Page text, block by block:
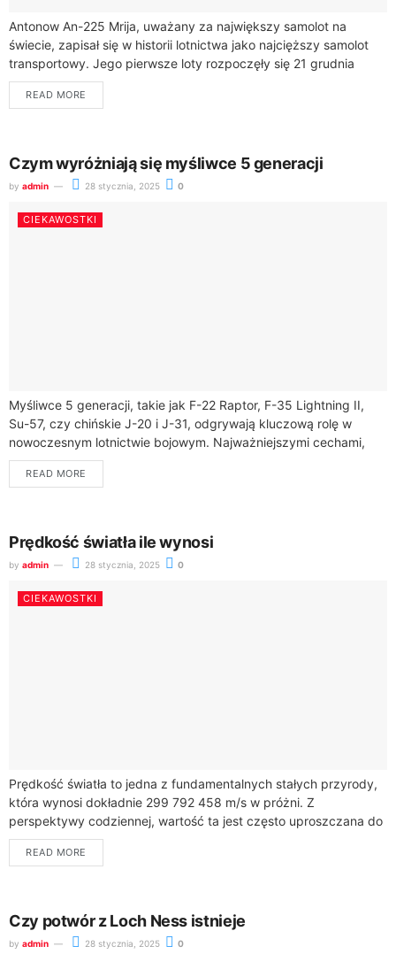
Antonow An-225 Mrija, uważany za największy samolot na
świecie, zapisał się w historii lotnictwa jako najcięższy samolot
transportowy. Jego pierwsze loty rozpoczęły się 21 grudnia
1988 roku, a podczas swojej...
READ MORE
Czym wyróżniają się myśliwce 5 generacji
by admin 28 stycznia, 2025 0
CIEKAWOSTKI
Myśliwce 5 generacji, takie jak F-22 Raptor, F-35 Lightning II,
Su-57, czy chińskie J-20 i J-31, odgrywają kluczową rolę w
nowoczesnym lotnictwie bojowym. Najważniejszymi cechami,
które je wyróżniają, są zaawansowane...
READ MORE
Prędkość światła ile wynosi
by admin 28 stycznia, 2025 0
CIEKAWOSTKI
Prędkość światła to jedna z fundamentalnych stałych przyrody,
która wynosi dokładnie 299 792 458 m/s w próżni. Z
perspektywy codziennej, wartość ta jest często uproszczana do
300 000 km/s, co...
READ MORE
Czy potwór z Loch Ness istnieje
by admin 28 stycznia, 2025 0